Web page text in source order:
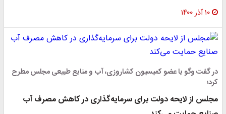
۱۰ آذر ۱۴۰۰
در گفت ‌وگو با عضو کمیسیون کشاروزی، آب و منابع طبیعی مجلس مطرح
کرد؛
مجلس از لایحه دولت برای سرمایه‌گذاری در کاهش مصرف آب